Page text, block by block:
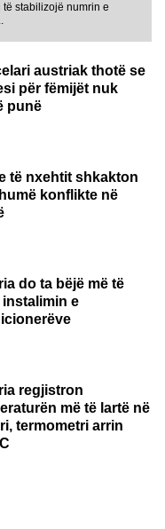
stabilizojë numrin e
austriak thotë se
për fëmijët nuk
punë
të nxehtit shkakton
konflikte në
do ta bëjë më të
instalimin e
regjistron
më të lartë në
termometri arrin